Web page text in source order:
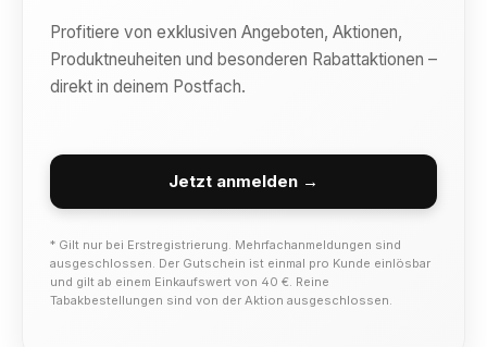
Profitiere von exklusiven Angeboten, Aktionen,
Produktneuheiten und besonderen Rabattaktionen –
direkt in deinem Postfach.
Jetzt anmelden →
* Gilt nur bei Erstregistrierung. Mehrfachanmeldungen sind
ausgeschlossen. Der Gutschein ist einmal pro Kunde einlösbar
und gilt ab einem Einkaufswert von 40 €. Reine
Tabakbestellungen sind von der Aktion ausgeschlossen.